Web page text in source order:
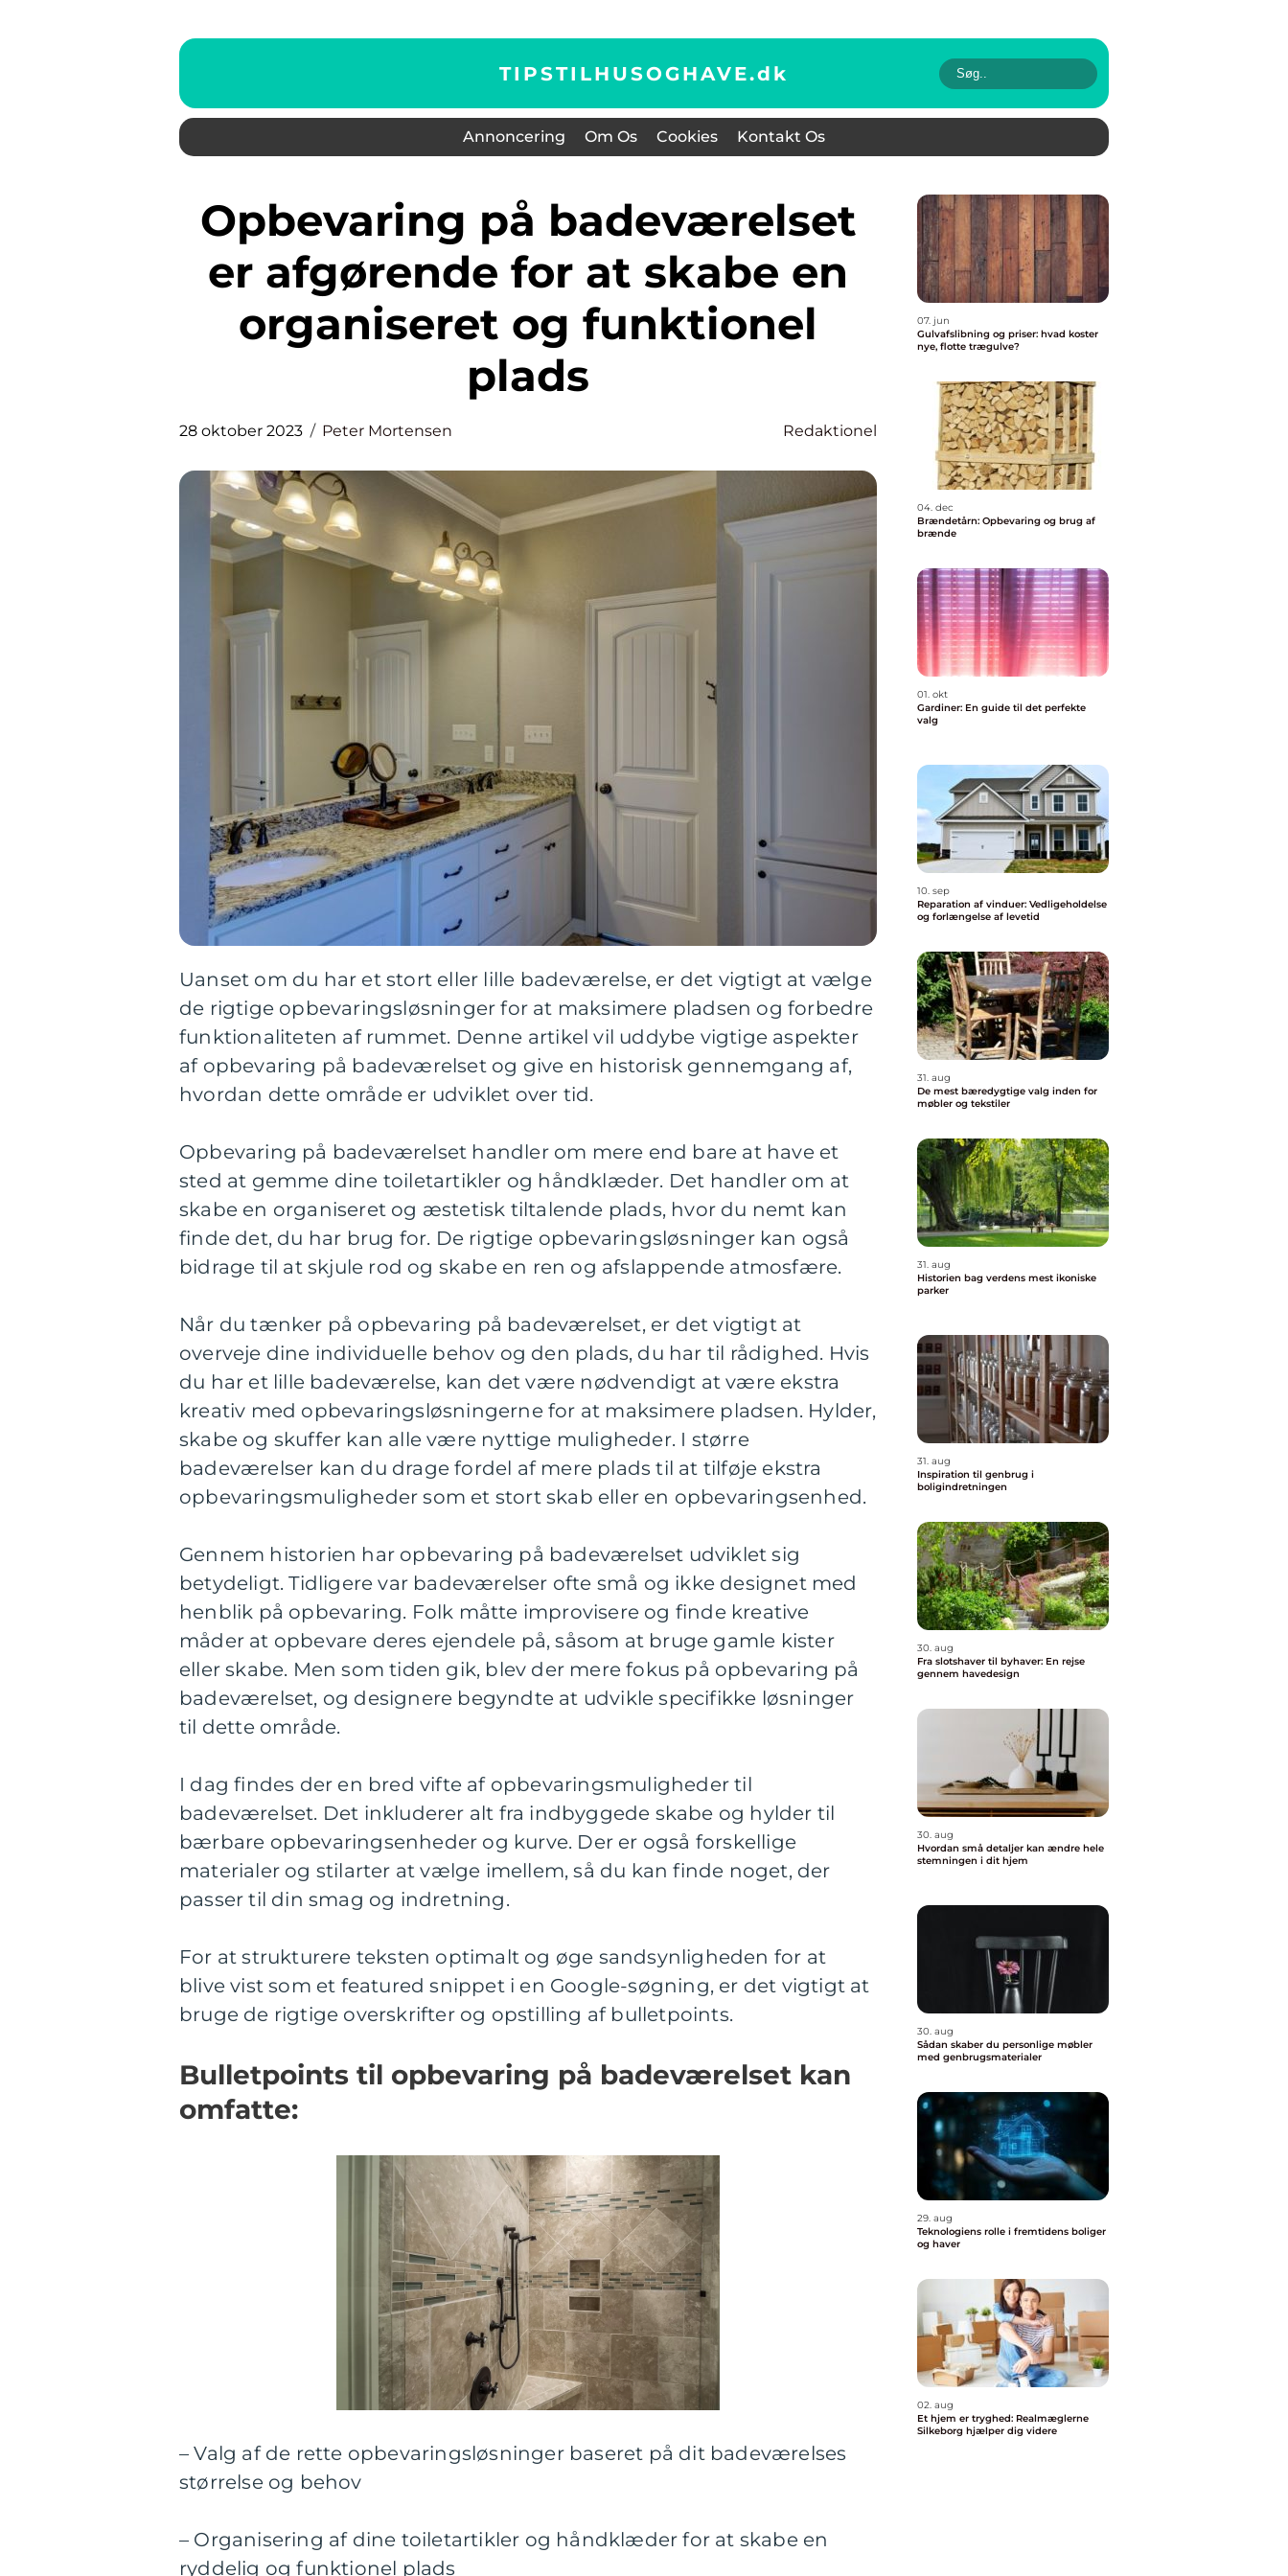
TIPSTILHUSOGHAVE.dk
Annoncering Om Os Cookies Kontakt Os
Opbevaring på badeværelset
er afgørende for at skabe en
organiseret og funktionel
plads
28 oktober 2023 Peter Mortensen Redaktionel
Uanset om du har et stort eller lille badeværelse, er det vigtigt at vælge
de rigtige opbevaringsløsninger for at maksimere pladsen og forbedre
funktionaliteten af rummet. Denne artikel vil uddybe vigtige aspekter
af opbevaring på badeværelset og give en historisk gennemgang af,
hvordan dette område er udviklet over tid.
Opbevaring på badeværelset handler om mere end bare at have et
sted at gemme dine toiletartikler og håndklæder. Det handler om at
skabe en organiseret og æstetisk tiltalende plads, hvor du nemt kan
finde det, du har brug for. De rigtige opbevaringsløsninger kan også
bidrage til at skjule rod og skabe en ren og afslappende atmosfære.
Når du tænker på opbevaring på badeværelset, er det vigtigt at
overveje dine individuelle behov og den plads, du har til rådighed. Hvis
du har et lille badeværelse, kan det være nødvendigt at være ekstra
kreativ med opbevaringsløsningerne for at maksimere pladsen. Hylder,
skabe og skuffer kan alle være nyttige muligheder. I større
badeværelser kan du drage fordel af mere plads til at tilføje ekstra
opbevaringsmuligheder som et stort skab eller en opbevaringsenhed.
Gennem historien har opbevaring på badeværelset udviklet sig
betydeligt. Tidligere var badeværelser ofte små og ikke designet med
henblik på opbevaring. Folk måtte improvisere og finde kreative
måder at opbevare deres ejendele på, såsom at bruge gamle kister
eller skabe. Men som tiden gik, blev der mere fokus på opbevaring på
badeværelset, og designere begyndte at udvikle specifikke løsninger
til dette område.
I dag findes der en bred vifte af opbevaringsmuligheder til
badeværelset. Det inkluderer alt fra indbyggede skabe og hylder til
bærbare opbevaringsenheder og kurve. Der er også forskellige
materialer og stilarter at vælge imellem, så du kan finde noget, der
passer til din smag og indretning.
For at strukturere teksten optimalt og øge sandsynligheden for at
blive vist som et featured snippet i en Google-søgning, er det vigtigt at
bruge de rigtige overskrifter og opstilling af bulletpoints.
Bulletpoints til opbevaring på badeværelset kan
omfatte:
– Valg af de rette opbevaringsløsninger baseret på dit badeværelses
størrelse og behov
– Organisering af dine toiletartikler og håndklæder for at skabe en
ryddelig og funktionel plads
07. jun
Gulvafslibning og priser: hvad koster
nye, flotte trægulve?
04. dec
Brændetårn: Opbevaring og brug af
brænde
01. okt
Gardiner: En guide til det perfekte
valg
10. sep
Reparation af vinduer: Vedligeholdelse
og forlængelse af levetid
31. aug
De mest bæredygtige valg inden for
møbler og tekstiler
31. aug
Historien bag verdens mest ikoniske
parker
31. aug
Inspiration til genbrug i
boligindretningen
30. aug
Fra slotshaver til byhaver: En rejse
gennem havedesign
30. aug
Hvordan små detaljer kan ændre hele
stemningen i dit hjem
30. aug
Sådan skaber du personlige møbler
med genbrugsmaterialer
29. aug
Teknologiens rolle i fremtidens boliger
og haver
02. aug
Et hjem er tryghed: Realmæglerne
Silkeborg hjælper dig videre